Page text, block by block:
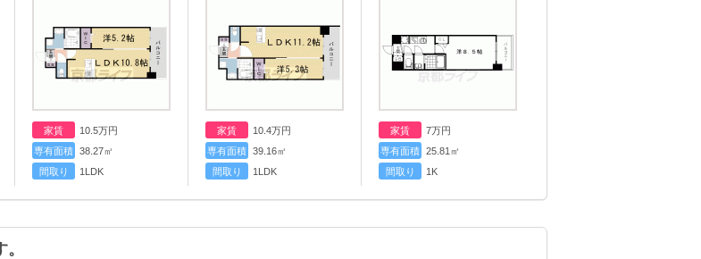
家賃 10.5万円
専有面積 38.27㎡
間取り
1LDK
家賃 10.4万円
専有面積 39.16㎡
間取り
1LDK
家賃 7万円
専有面積 25.81㎡
間取り
1K